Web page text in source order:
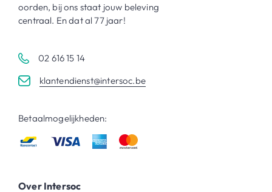
oorden, bij ons staat jouw beleving
centraal. En dat al 77 jaar!
02 616 15 14
klantendienst@intersoc.be
Betaalmogelijkheden:
Over Intersoc